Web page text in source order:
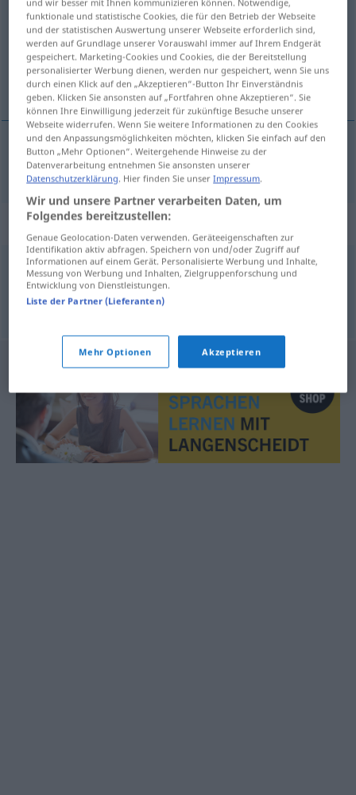
Übersicht aller Übersetzungen
(Für mehr Details die Übersetzung anklicken/antippen)
satın almak
satınalmak ankaufen
Synonyme für "ankaufen"
kaufen (Hauptform),aufkaufen,erwerben,erkaufen
funktionale und statistische Cookies, die für den Betrieb der Webseite
und der statistischen Auswertung unserer Webseite erforderlich sind,
werden auf Grundlage unserer Vorauswahl immer auf Ihrem Endgerät
gespeichert. Marketing-Cookies und Cookies, die der Bereitstellung
personalisierter Werbung dienen, werden nur gespeichert, wenn Sie uns
durch einen Klick auf den „Akzeptieren“-Button Ihr Einverständnis
geben. Klicken Sie ansonsten auf „Fortfahren ohne Akzeptieren“. Sie
können Ihre Einwilligung jederzeit für zukünftige Besuche unserer
Webseite widerrufen. Wenn Sie weitere Informationen zu den Cookies
und den Anpassungsmöglichkeiten möchten, klicken Sie einfach auf den
Button „Mehr Optionen“. Weitergehende Hinweise zu der
Datenverarbeitung entnehmen Sie ansonsten unserer
Datenschutzerklärung . Hier finden Sie unserImpressum
Wir und unsere Partner verarbeiten Daten, um
Folgendes bereitzustellen:
Genaue Geolocation-Daten verwenden. Geräteeigenschaften zur
Identifikation aktiv abfragen. Speichern von und/oder Zugriff auf
Informationen auf einem Gerät. Personalisierte Werbung und Inhalte,
Messung von Werbung und Inhalten, Zielgruppenforschung und
Entwicklung von Dienstleistungen.
Liste der Partner (Lieferanten)
Mehr Optionen Akzeptieren